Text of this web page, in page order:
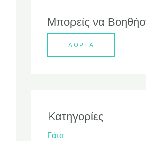
Μπορείς να
ΔΩΡΕΑ
Kατηγορίες
Γάτα